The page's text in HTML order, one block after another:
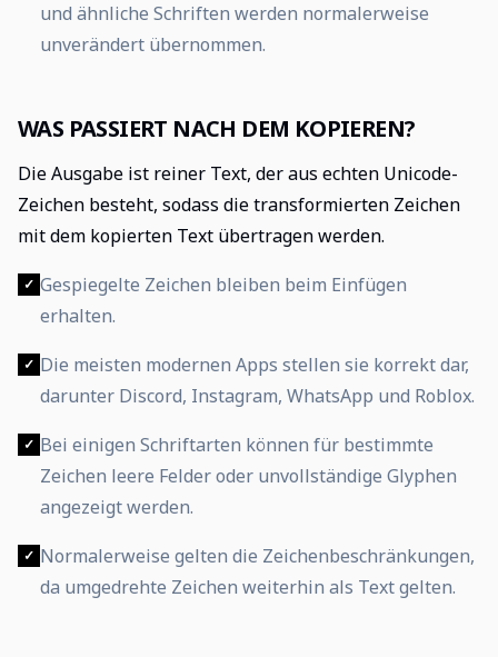
und ähnliche Schriften werden normalerweise
unverändert übernommen.
WAS PASSIERT NACH DEM KOPIEREN?
Die Ausgabe ist reiner Text, der aus echten Unicode-
Zeichen besteht, sodass die transformierten Zeichen
mit dem kopierten Text übertragen werden.
✓ Gespiegelte Zeichen bleiben beim Einfügen
erhalten.
✓ Die meisten modernen Apps stellen sie korrekt dar,
darunter Discord, Instagram, WhatsApp und Roblox.
✓ Bei einigen Schriftarten können für bestimmte
Zeichen leere Felder oder unvollständige Glyphen
angezeigt werden.
✓ Normalerweise gelten die Zeichenbeschränkungen,
da umgedrehte Zeichen weiterhin als Text gelten.